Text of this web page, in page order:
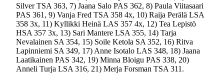
Silver TSA 363, 7) Jaana Salo PAS 362, 8) Paula Viitasaari
PAS 361, 9) Vanja Fred TSA 358 4x, 10) Raija Perälä LSA
358 3x, 11) Kyllikki Heinä LAS 357 4x, 12) Tea Lepistö
HSA 357 3x, 13) Sari Mantere LSA 355, 14) Tarja
Nevalainen SA 354, 15) Soile Ketola SA 352, 16) Ritva
Lapinniemi SA 349, 17) Anne Isotalo LAS 348, 18) Jaana
Laatikainen PAS 342, 19) Minna Bloigu PAS 338, 20)
Anneli Turja LSA 316, 21) Merja Forsman TSA 311.